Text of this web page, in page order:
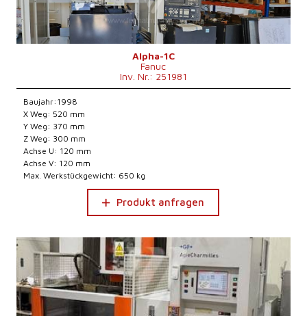
Alpha-1C
Fanuc
Inv. Nr.: 251981
Baujahr:1998
X Weg: 520 mm
Y Weg: 370 mm
Z Weg: 300 mm
Achse U: 120 mm
Achse V: 120 mm
Max. Werkstückgewicht: 650 kg
Produkt anfragen